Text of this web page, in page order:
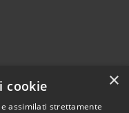
×
cookie
assimilati strettamente